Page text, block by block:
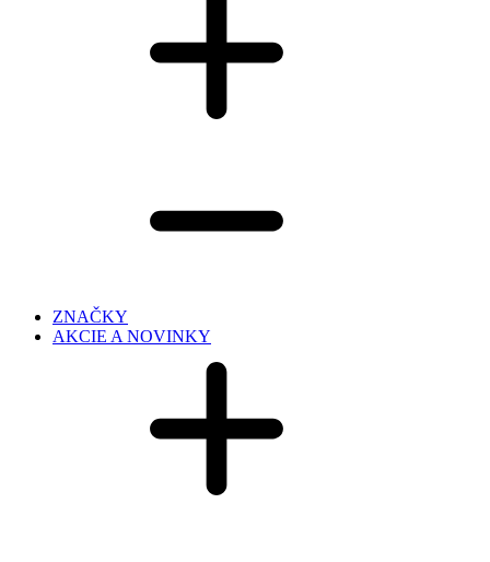
ZNAČKY
AKCIE A NOVINKY